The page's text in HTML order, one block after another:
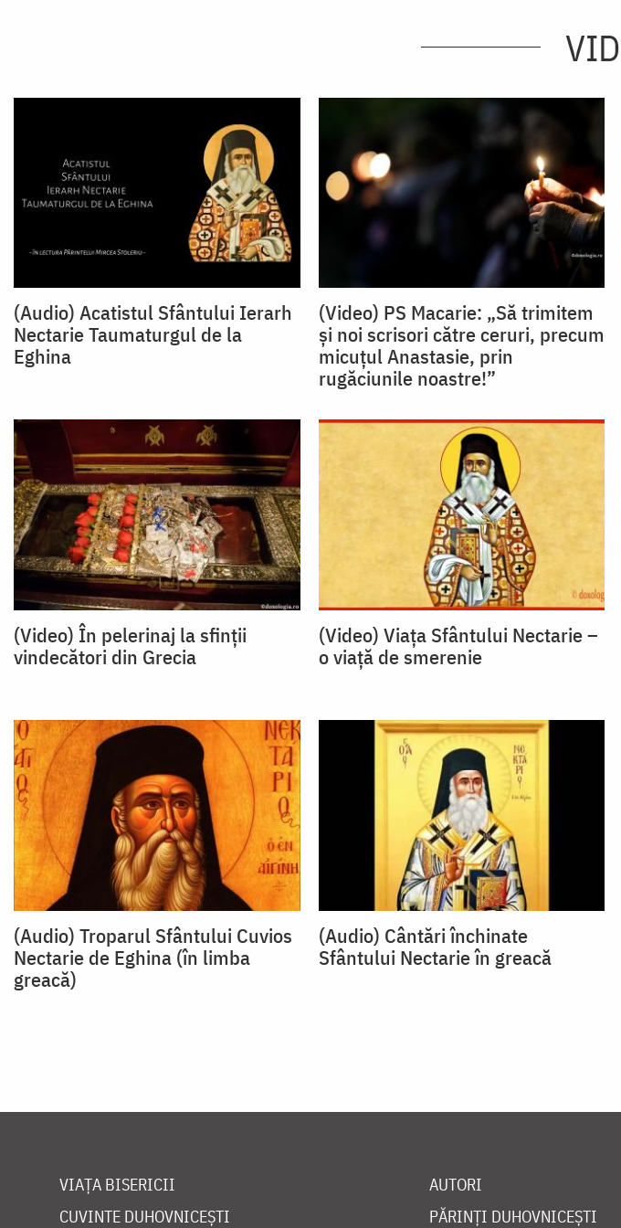
(Audio) Acatistul Sfântului Ierarh
Nectarie Taumaturgul de la
Eghina
(Video) PS Macarie: „Să trimitem
și noi scrisori către ceruri, precum
micuțul Anastasie, prin
rugăciunile noastre!”
(Video) În pelerinaj la sfinții
vindecători din Grecia
(Video) Viața Sfântului Nectarie –
o viață de smerenie
(Audio) Troparul Sfântului Cuvios
Nectarie de Eghina (în limba
greacă)
(Audio) Cântări închinate
Sfântului Nectarie în greacă
VIAȚA BISERICII
CUVINTE DUHOVNICEȘTI
AUTORI
PĂRINȚI DUHOVNICEȘTI